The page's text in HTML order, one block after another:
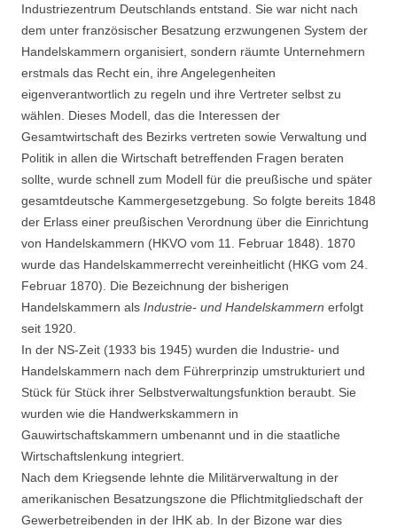
Industriezentrum Deutschlands entstand. Sie war nicht nach
dem unter französischer Besatzung erzwungenen System der
Handelskammern organisiert, sondern räumte Unternehmern
erstmals das Recht ein, ihre Angelegenheiten
eigenverantwortlich zu regeln und ihre Vertreter selbst zu
wählen. Dieses Modell, das die Interessen der
Gesamtwirtschaft des Bezirks vertreten sowie Verwaltung und
Politik in allen die Wirtschaft betreffenden Fragen beraten
sollte, wurde schnell zum Modell für die preußische und später
gesamtdeutsche Kammergesetzgebung. So folgte bereits 1848
der Erlass einer preußischen Verordnung über die Einrichtung
von Handelskammern (HKVO vom 11. Februar 1848). 1870
wurde das Handelskammerrecht vereinheitlicht (HKG vom 24.
Februar 1870). Die Bezeichnung der bisherigen
Handelskammern als Industrie- und Handelskammern erfolgt
seit 1920.
In der NS-Zeit (1933 bis 1945) wurden die Industrie- und
Handelskammern nach dem Führerprinzip umstrukturiert und
Stück für Stück ihrer Selbstverwaltungsfunktion beraubt. Sie
wurden wie die Handwerkskammern in
Gauwirtschaftskammern umbenannt und in die staatliche
Wirtschaftslenkung integriert.
Nach dem Kriegsende lehnte die Militärverwaltung in der
amerikanischen Besatzungszone die Pflichtmitgliedschaft der
Gewerbetreibenden in der IHK ab. In der Bizone war dies